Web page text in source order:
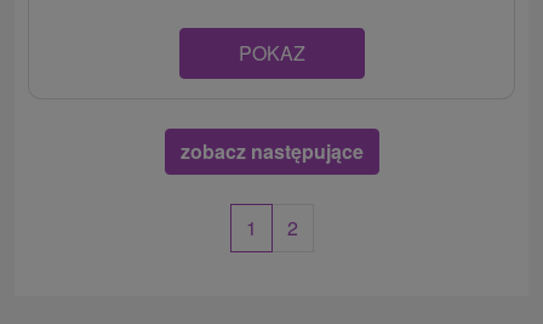
POKAZ
zobacz następujące
1 2